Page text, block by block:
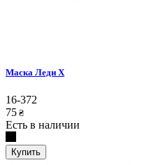
Маска Леди Х
16-372
75 ₴
Есть в наличии
Купить